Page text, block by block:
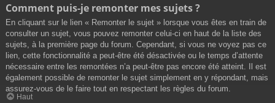
Comment puis-je remonter mes sujets ?
En cliquant sur le lien « Remonter le sujet » lorsque vous êtes en train de
consulter un sujet, vous pouvez remonter celui-ci en haut de la liste des
sujets, à la première page du forum. Cependant, si vous ne voyez pas ce
lien, cette fonctionnalité a peut-être été désactivée ou le temps d’attente
nécessaire entre les remontées n’a peut-être pas encore été atteint. Il est
également possible de remonter le sujet simplement en y répondant, mais
assurez-vous de le faire tout en respectant les règles du forum.
Haut